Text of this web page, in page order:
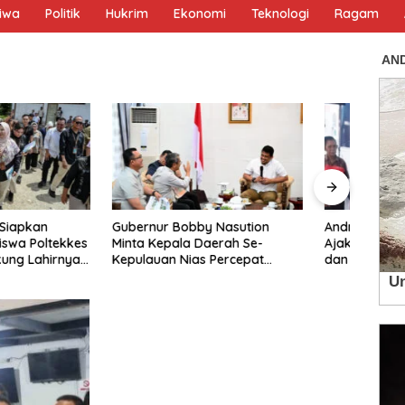
Politik Hukrim Ekonomi Teknologi Ragam
Nasution
Daerah Se-
Nias Percepat
Andreas Pandapotan Purba
Ajak Warga Amalkan Pancasila
dan Perkuat Persatuan di